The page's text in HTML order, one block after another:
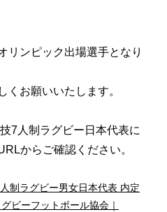
リンピック出場選手となり
くお願いいたします。
7人制ラグビー日本代表に
からご確認ください。
制ラグビー男女日本代表 内定
ビーフットボール協会｜